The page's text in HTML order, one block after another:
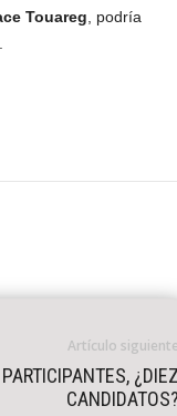
Touareg , podría
Artículo